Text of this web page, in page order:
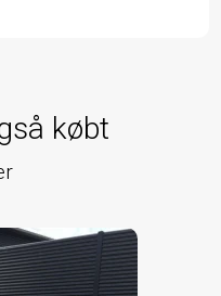
købt